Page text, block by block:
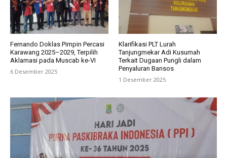
Fernando Doklas Pimpin Percasi
Karawang 2025–2029, Terpilih
Aklamasi pada Muscab ke-VI
6 Desember 2025
Klarifikasi PLT Lurah
Tanjungmekar Adi Kusumah
Terkait Dugaan Pungli dalam
Penyaluran Bansos
1 Desember 2025